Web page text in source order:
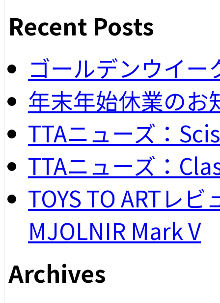
Recent Posts
ゴールデンウイー
年末年始休業のお
TTAニューズ：
TTAニューズ：
TOYS TO ARTレ
MJOLNIR Mark V
Archives